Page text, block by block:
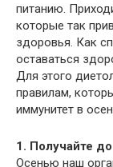
питанию.
которые так
здоровья. Как
оставаться
Для этого
правилам,
иммунитет в
1. Получайте
Осенью наш